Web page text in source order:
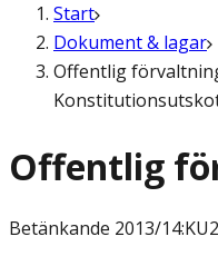
Start
Dokument & lagar
Offentlig
Offentlig
Betänkande 2013/